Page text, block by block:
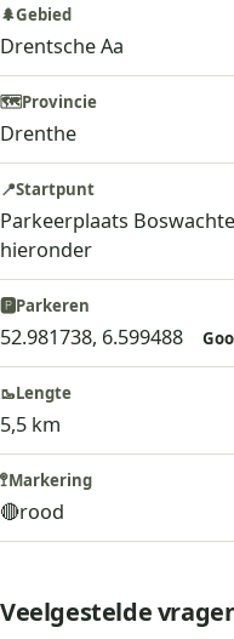
Veelgestelde
🌲Gebied
Drentsche Aa
🗺️Provincie
Drenthe
📍Startpunt
Parkeerplaats
hieronder
🅿️Parkeren
52.981738, 6.599488
🥾Lengte
5,5 km
🚏Markering
🔴rood